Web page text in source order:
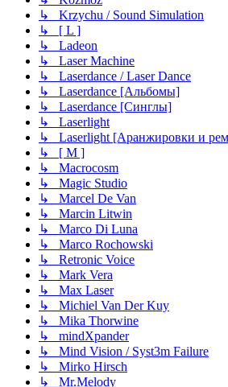
↳ Krzychu / Sound Simulation
↳ [ L ]
↳ Ladeon
↳ Laser Machine
↳ Laserdance / Laser Dance
↳ Laserdance [Альбомы]
↳ Laserdance [Синглы]
↳ Laserlight
↳ Laserlight [Аранжировки и
↳ [ M ]
↳ Macrocosm
↳ Magic Studio
↳ Marcel De Van
↳ Marcin Litwin
↳ Marco Di Luna
↳ Marco Rochowski
↳ Retronic Voice
↳ Mark Vera
↳ Max Laser
↳ Michiel Van Der Kuy
↳ Mika Thorwine
↳ mindXpander
↳ Mind Vision / Syst3m Failure
↳ Mirko Hirsch
↳ Mr.Melody